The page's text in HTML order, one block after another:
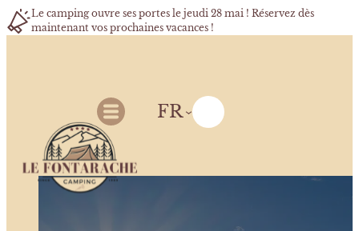
Le camping ouvre ses portes le jeudi 28 mai ! Réservez dès
maintenant vos prochaines vacances !
FR